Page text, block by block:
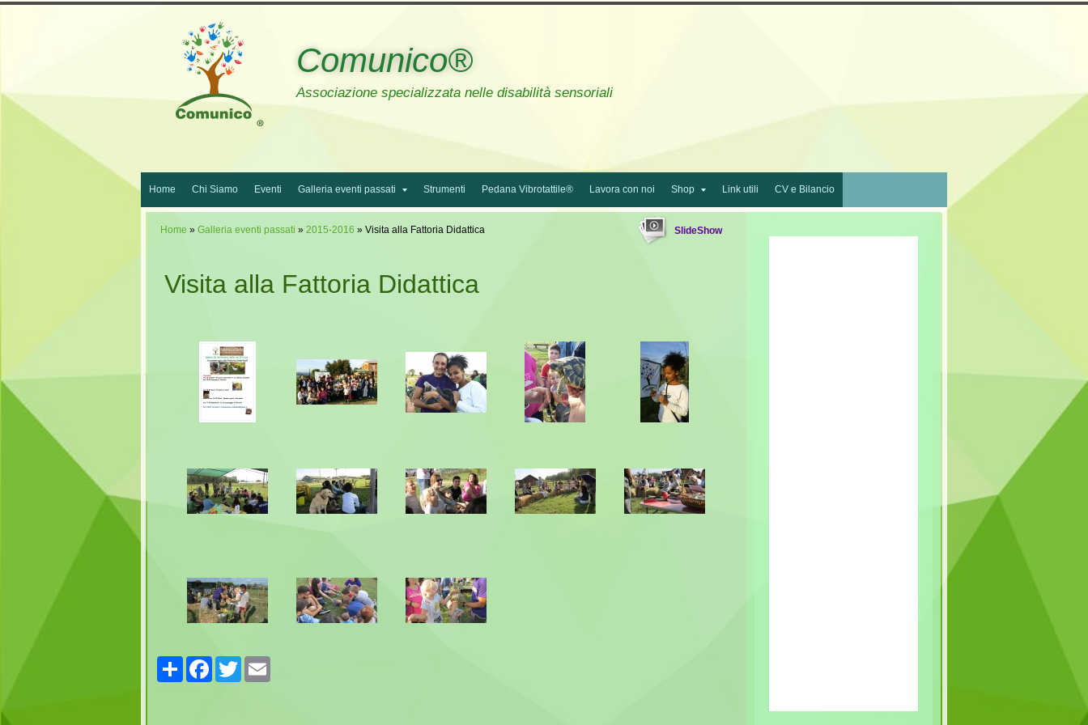
Comunico®
Associazione specializzata nelle disabilità sensoriali
Home Chi Siamo Eventi Galleria eventi passati Strumenti Pedana Vibrotattile® Lavora con noi Shop Link utili CV e Bilancio
Home » Galleria eventi passati » 2015-2016 » Visita alla Fattoria Didattica
Visita alla Fattoria Didattica
SlideShow
Share FacebookTwitter